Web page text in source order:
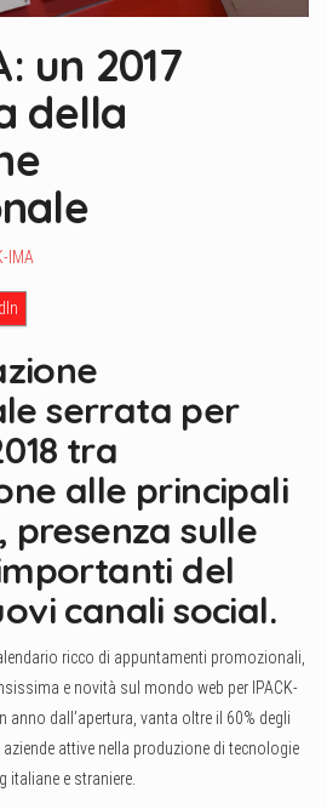
un 2017
della
IMA
serrata per
tra
alle principali
presenza sulle
del
canali social.
ricco di appuntamenti promozionali,
e novità sul mondo web per IPACK-
anno dall’apertura, vanta oltre il 60% degli
attive nella produzione di tecnologie
italiane e straniere.